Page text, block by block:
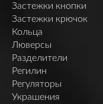
Застежки кнопки
Застежки крючок
Кольца
Люверсы
Разделители
Регилин
Регуляторы
Украшения